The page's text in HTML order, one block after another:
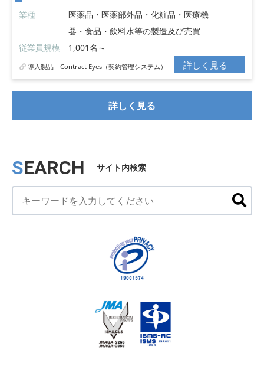
業種
医薬品・医薬部外品・化粧品・医療機
器・食品・飲料水等の製造及び売買
従業員規模
1,001名～
導入製品 Contract Eyes（契約管理システム） 詳しく見る
詳しく見る
SEARCH サイト内検索